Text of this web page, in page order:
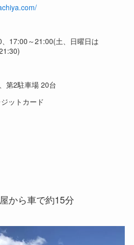
17:00～21:00(土、日曜日は
第2駐車場 20台
ットカード
から車で約15分